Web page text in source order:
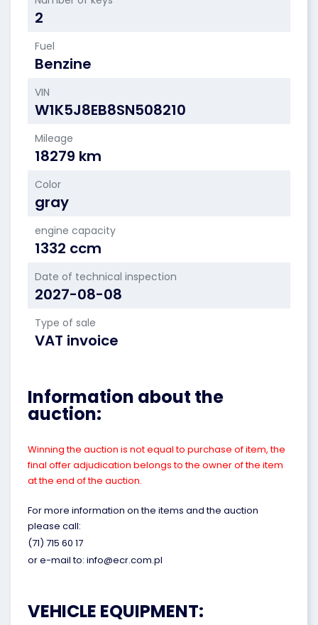
2
Fuel
Benzine
VIN
W1K5J8EB8SN508210
Mileage
18279 km
Color
gray
engine capacity
1332 ccm
Date of technical inspection
2027-08-08
Type of sale
VAT invoice
Information about the
auction:
Winning the auction is not equal to purchase of item, the
final offer adjudication belongs to the owner of the item
at the end of the auction.
For more information on the items and the auction
please call:
(71) 715 60 17
or e-mail to: info@ecr.com.pl
VEHICLE EQUIPMENT: